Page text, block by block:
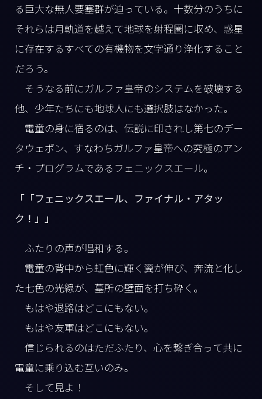
る巨大な無人要塞群が迫っている。十数分のうちに
それらは月軌道を越えて地球を射程圏に収め、惑星
に存在するすべての有機物を文字通り浄化すること
だろう。
そうなる前にガルファ皇帝のシステムを破壊する
他、少年たちにも地球人にも選択肢はなかった。
電童の身に宿るのは、伝説に印されし第七のデー
タウェポン、すなわちガルファ皇帝への究極のアン
チ・プログラムであるフェニックスエール。
「「フェニックスエール、ファイナル・アタッ
ク！」」
ふたりの声が唱和する。
電童の背中から虹色に輝く翼が伸び、奔流と化し
た七色の光線が、墓所の壁面を打ち砕く。
もはや退路はどこにもない。
もはや友軍はどこにもない。
信じられるのはただふたり、心を繋ぎ合って共に
電童に乗り込む互いのみ。
そして見よ！